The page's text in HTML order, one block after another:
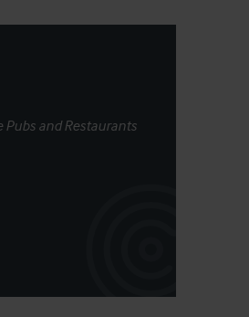
Pubs and Restaurants